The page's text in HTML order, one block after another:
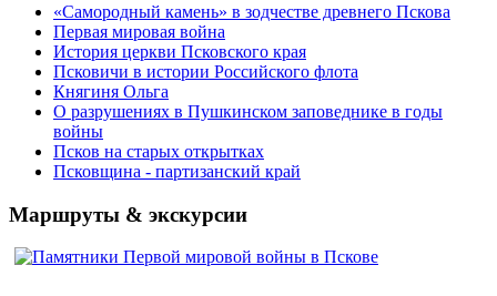
«Самородный камень» в зодчестве древнего Пскова
Первая мировая война
История церкви Псковского края
Псковичи в истории Российского флота
Княгиня Ольга
О разрушениях в Пушкинском заповеднике в годы
войны
Псков на старых открытках
Псковщина - партизанский край
Маршруты & экскурсии